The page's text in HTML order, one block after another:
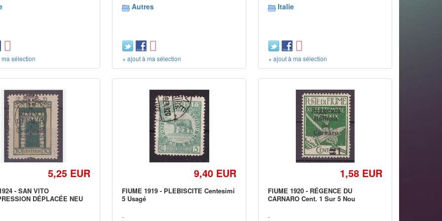
sélection
Autres
+ ajout à ma sélection
Italie
+ ajout à ma sélection
5,25 EUR
- SAN VITO
DÉPLACÉE NEU
9,40 EUR
FIUME 1919 - PLEBISCITE Centesimi
5 Usagé
1,58 EUR
FIUME 1920 - RÉGENCE DU
CARNARO Cent. 1 Sur 5 Nou